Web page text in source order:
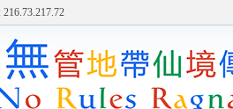
216.73.217.72